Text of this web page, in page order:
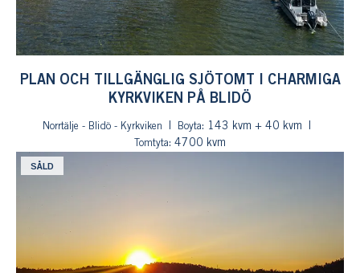
PLAN OCH TILLGÄNGLIG SJÖTOMT I CHARMIGA
KYRKVIKEN PÅ BLIDÖ
Norrtälje - Blidö - Kyrkviken Boyta: 143 kvm + 40 kvm
Tomtyta: 4700 kvm
SÅLD